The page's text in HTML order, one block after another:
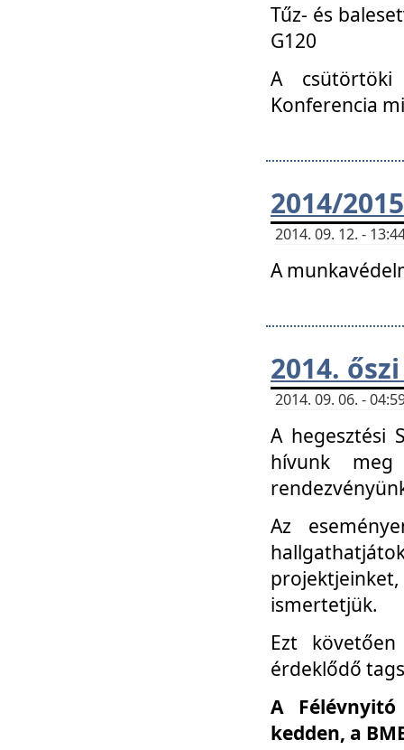
Tűz- és
G120
A csütörtöki
Konferencia
2014/
2014. 09. 12. -
A
2014.
2014. 09. 06. -
A hegesztési
hívunk
Az
ismertetjük.
Ezt
érdeklődő
A
kedden, a